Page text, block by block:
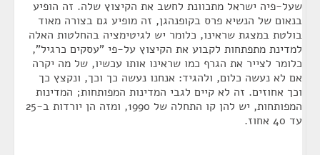
שעל-פיה ישראל מתכוונת לחשב את הקיצוץ שלה. זה הופיע
בנאום של הנשיא פרס בקופנהגן, זה מופיע גם בצורה מאוד
בולטת במצגת שראינו, כלומר יש לגיטימציה בהחלטות האלה
למדינת מתפתחות לקבוע את הקיצוץ על-פי "עסקים כרגיל",
כלומר לצייר את הגרף כמו שראינו אותו עכשיו, של מה יקרה
אם לא נעשה כלום, ולהגיד: אנחנו נעשה כך וכך, ונקצץ כך
וכך אחוזים. זה לא קיים לגבי המדינות המפותחות; המדינות
המפותחות, יש להן קו התחלה של 1990, ומזה הן יורדות ב-25
עד 40 אחוז.